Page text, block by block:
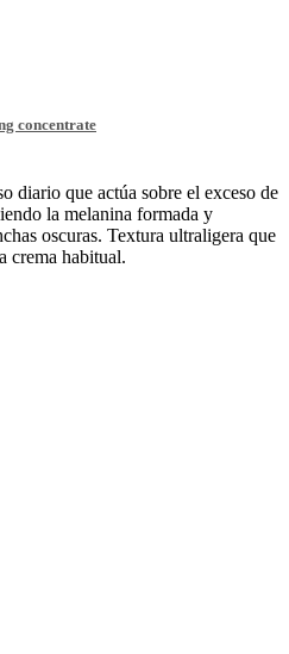
concentrate
diario que actúa sobre el exceso de
la melanina formada y
oscuras. Textura ultraligera que
crema habitual.